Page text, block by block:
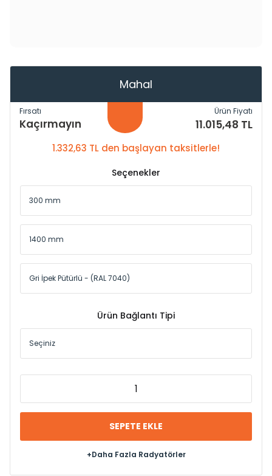
Mahal
Fırsatı
Kaçırmayın
Ürün Fiyatı
11.015,48 TL
1.332,63 TL den başlayan taksitlerle!
Seçenekler
Ürün Bağlantı Tipi
SEPETE EKLE
+Daha Fazla Radyatörler